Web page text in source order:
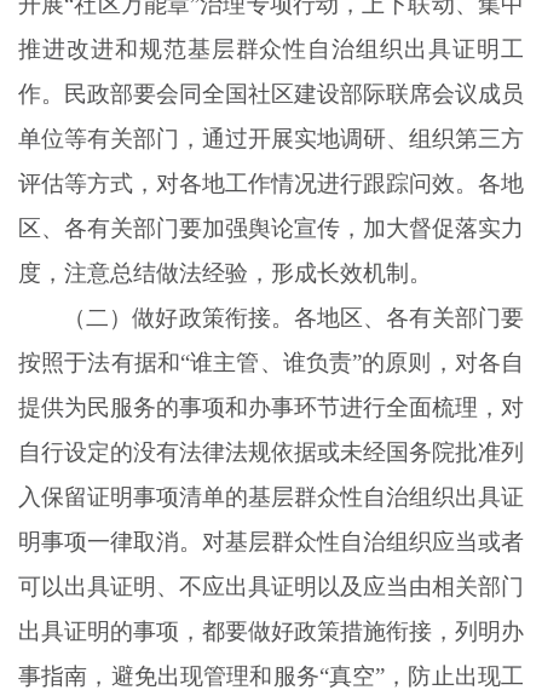
推进改进和规范基层群众性自治组织出具证明工
作。民政部要会同全国社区建设部际联席会议成员
单位等有关部门，通过开展实地调研、组织第三方
评估等方式，对各地工作情况进行跟踪问效。各地
区、各有关部门要加强舆论宣传，加大督促落实力
度，注意总结做法经验，形成长效机制。
（二）做好政策衔接。各地区、各有关部门要
按照于法有据和“谁主管、谁负责”的原则，对各自
提供为民服务的事项和办事环节进行全面梳理，对
自行设定的没有法律法规依据或未经国务院批准列
入保留证明事项清单的基层群众性自治组织出具证
明事项一律取消。对基层群众性自治组织应当或者
可以出具证明、不应出具证明以及应当由相关部门
出具证明的事项，都要做好政策措施衔接，列明办
事指南，避免出现管理和服务“真空”，防止出现工